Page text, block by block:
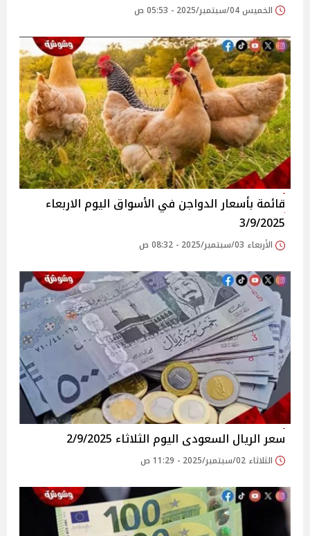
الخميس 04/سبتمبر/2025 - 05:53 ص
قائمة بأسعار الدواجن في الأسواق‎‎ اليوم الاربعاء
3/9/2025
الأربعاء 03/سبتمبر/2025 - 08:32 ص
سعر الريال السعودى اليوم الثلاثاء 2/9/2025
الثلاثاء 02/سبتمبر/2025 - 11:29 ص